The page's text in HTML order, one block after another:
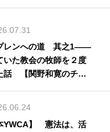
レンへの道 其之1――
いた教会の牧師を２度
話 【関野和寛のチャ
YWCA】 憲法は、活